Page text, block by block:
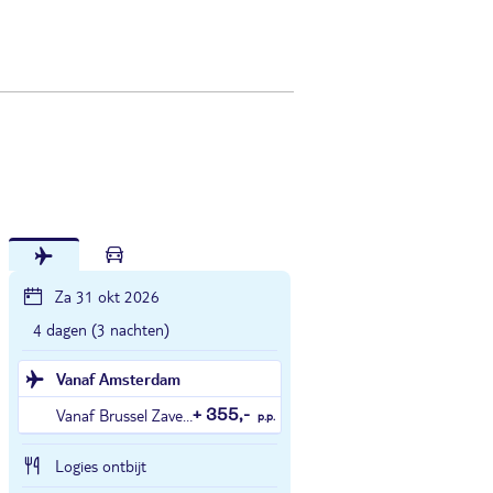
Za 31 okt 2026
4 dagen (3 nachten)
Vanaf Amsterdam
Vanaf Brussel Zaventem+ 355,- p.p.
Logies ontbijt